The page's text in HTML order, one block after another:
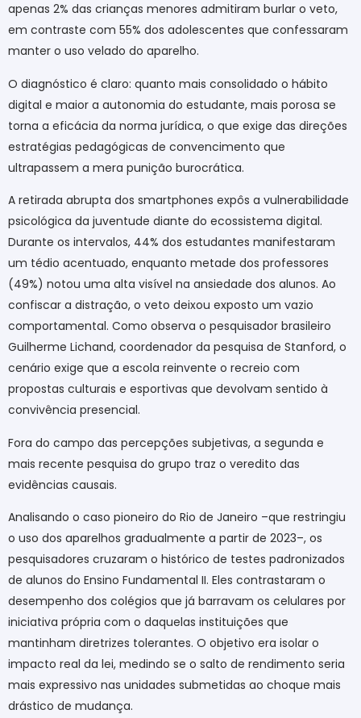
apenas 2% das crianças menores admitiram burlar o veto,
em contraste com 55% dos adolescentes que confessaram
manter o uso velado do aparelho.
O diagnóstico é claro: quanto mais consolidado o hábito
digital e maior a autonomia do estudante, mais porosa se
torna a eficácia da norma jurídica, o que exige das direções
estratégias pedagógicas de convencimento que
ultrapassem a mera punição burocrática.
A retirada abrupta dos smartphones expôs a vulnerabilidade
psicológica da juventude diante do ecossistema digital.
Durante os intervalos, 44% dos estudantes manifestaram
um tédio acentuado, enquanto metade dos professores
(49%) notou uma alta visível na ansiedade dos alunos. Ao
confiscar a distração, o veto deixou exposto um vazio
comportamental. Como observa o pesquisador brasileiro
Guilherme Lichand, coordenador da pesquisa de Stanford, o
cenário exige que a escola reinvente o recreio com
propostas culturais e esportivas que devolvam sentido à
convivência presencial.
Fora do campo das percepções subjetivas, a segunda e
mais recente pesquisa do grupo traz o veredito das
evidências causais.
Analisando o caso pioneiro do Rio de Janeiro –que restringiu
o uso dos aparelhos gradualmente a partir de 2023–, os
pesquisadores cruzaram o histórico de testes padronizados
de alunos do Ensino Fundamental II. Eles contrastaram o
desempenho dos colégios que já barravam os celulares por
iniciativa própria com o daquelas instituições que
mantinham diretrizes tolerantes. O objetivo era isolar o
impacto real da lei, medindo se o salto de rendimento seria
mais expressivo nas unidades submetidas ao choque mais
drástico de mudança.